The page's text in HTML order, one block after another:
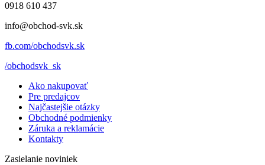
0918 610 437
info@obchod-svk.sk
fb.com/obchodsvk.sk
/obchodsvk_sk
Ako nakupovať
Pre predajcov
Najčastejšie otázky
Obchodné podmienky
Záruka a reklamácie
Kontakty
Zasielanie noviniek